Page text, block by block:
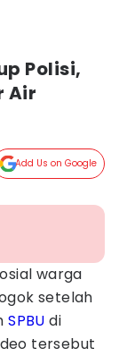
Polisi,
Air
Add Us on Google
warga
setelah
SPBU di
tersebut